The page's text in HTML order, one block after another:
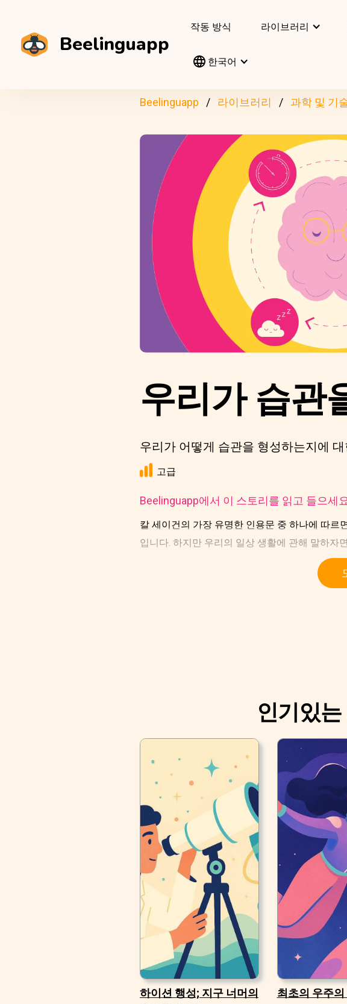
Beelinguapp
작동 방식 라이브러리
한국어
Beelinguapp 라이브러리 과학 및 기
우리가 습관
우리가 어떻게 습관을 형성하는지에
고급
Beelinguapp에서 이 스토리를 읽고 들으세
칼 세이건의 가장 유명한 인용문 중 하나에 따르
입니다. 하지만 우리의 일상 생활에 관해 말하자
인기있
하이션 행성; 지구 너머의
최초의 우주의